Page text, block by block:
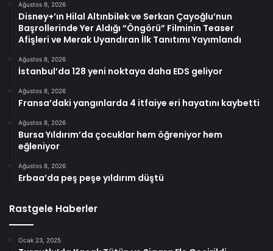
Ağustos 8, 2026
Disney+’ın Hilal Altınbilek ve Serkan Çayoğlu’nun
Başrollerinde Yer Aldığı “Öngörü” Filminin Teaser
Afişleri ve Merak Uyandıran İlk Tanıtımı Yayımlandı
Ağustos 8, 2026
İstanbul’da 128 yeni noktaya daha EDS geliyor
Ağustos 8, 2026
Fransa’daki yangınlarda 4 itfaiye eri hayatını kaybetti
Ağustos 8, 2026
Bursa Yıldırım’da çocuklar hem öğreniyor hem
eğleniyor
Ağustos 8, 2026
Erbaa’da peş peşe yıldırım düştü
Rastgele Haberler
Ocak 23, 2025